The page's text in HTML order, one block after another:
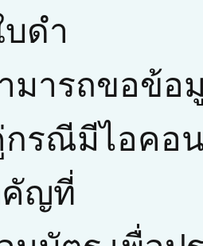
ดำ
มารถขอข้อ
รณีมีไอคอน
คัญที่